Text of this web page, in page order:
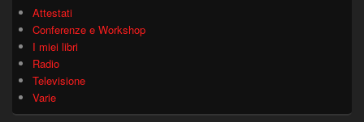
Attestati
Conferenze e Workshop
I miei libri
Radio
Televisione
Varie